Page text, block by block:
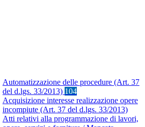
Automatizzazione delle procedure (Art. 37
del d.lgs. 33/2013) 104
Acquisizione interesse realizzazione opere
incompiute (Art. 37 del d.lgs. 33/2013)
Atti relativi alla programmazione di lavori,